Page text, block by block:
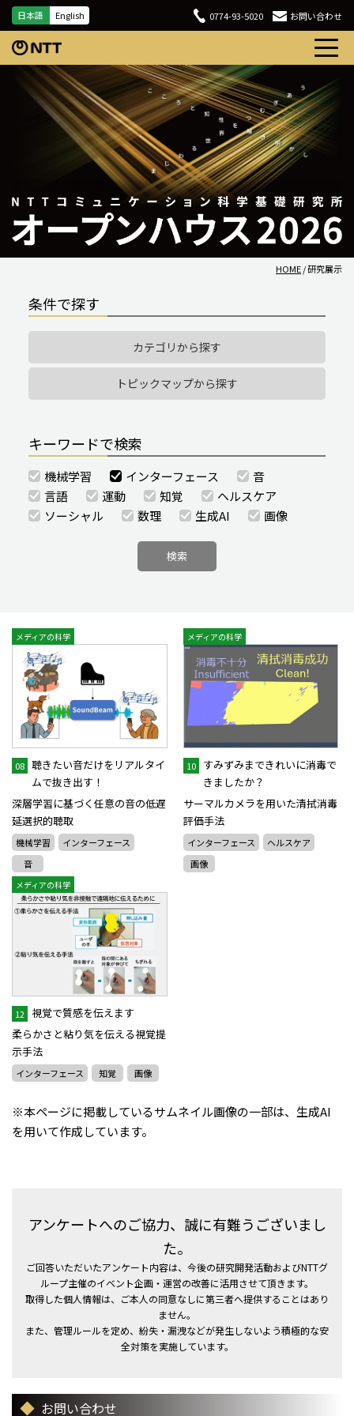
日本語 English 0774-93-5020 お問い合わせ
HOME/ 研究展示
条件で探す
カテゴリから探す
トピックマップから探す
キーワードで検索
機械学習 インターフェース
音
言語
運動 知覚
ヘルスケア
ソーシャル
数理 生成AI 画像
メディアの科学
08 聴きたい音だけをリアルタイ
ムで抜き出す！
深層学習に基づく任意の音の低遅
延選択的聴取
機械学習
インターフェース
音
メディアの科学
10
すみずみまできれいに消毒で
きましたか？
サーマルカメラを用いた清拭消毒
評価手法
インターフェース
ヘルスケア
画像
メディアの科学
12
視覚で質感を伝えます
柔らかさと粘り気を伝える視覚提
示手法
インターフェース 知覚 画像
※本ページに掲載しているサムネイル画像の一部は、生成AI
を用いて作成しています。
アンケートへのご協力、誠に有難うございまし
た。
ご回答いただいたアンケート内容は、今後の研究開発活動およびNTTグ
ループ主催のイベント企画・運営の改善に活用させて頂きます。
取得した個人情報は、ご本人の同意なしに第三者へ提供することはあり
ません。
また、管理ルールを定め、紛失・漏洩などが発生しないよう積極的な安
全対策を実施しています。
お問い合わせ